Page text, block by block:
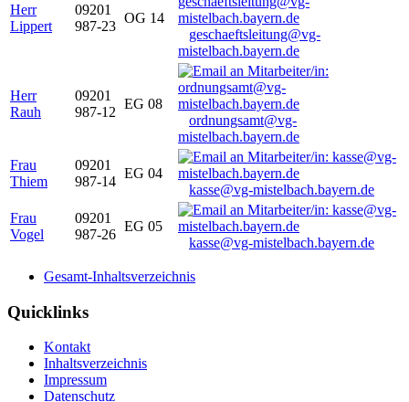
Herr
Lippert
09201
987-23
OG 14
geschaeftsleitung@vg-
mistelbach.bayern.de
Herr
Rauh
09201
987-12
EG 08
ordnungsamt@vg-
mistelbach.bayern.de
Frau
Thiem
09201
987-14
EG 04
kasse@vg-mistelbach.bayern.de
Frau
Vogel
09201
987-26
EG 05
kasse@vg-mistelbach.bayern.de
Gesamt-Inhaltsverzeichnis
Quicklinks
Kontakt
Inhaltsverzeichnis
Impressum
Datenschutz